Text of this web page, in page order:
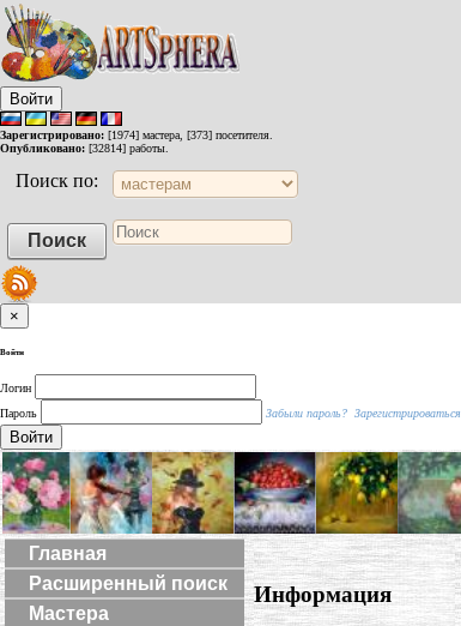
Войти
Зарегистрировано: [1974] мастера, [373] посетителя.
Опубликовано: [32814] работы.
Поиск по:
×
Войти
Логин
Пароль
Забыли пароль? Зарегистрироваться
Войти
Главная
Расширенный поиск
Мастера
Информация